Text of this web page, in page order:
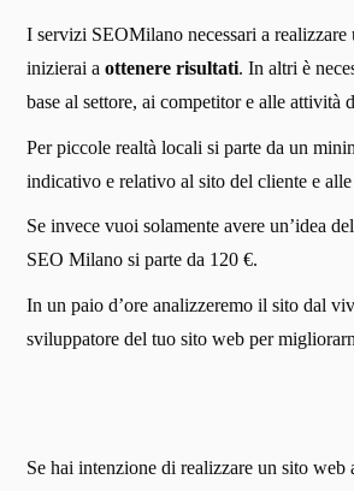
I servizi SEOMilano necessari a
inizierai a ottenere risultati. In altri è
base al settore, ai competitor e alle attività
Per piccole realtà locali si parte da un
indicativo e relativo al sito del cliente e
Se invece vuoi solamente avere un’idea
SEO Milano si parte da 120 €.
In un paio d’ore analizzeremo il sito dal
sviluppatore del tuo sito web per
Se hai intenzione di realizzare un sito